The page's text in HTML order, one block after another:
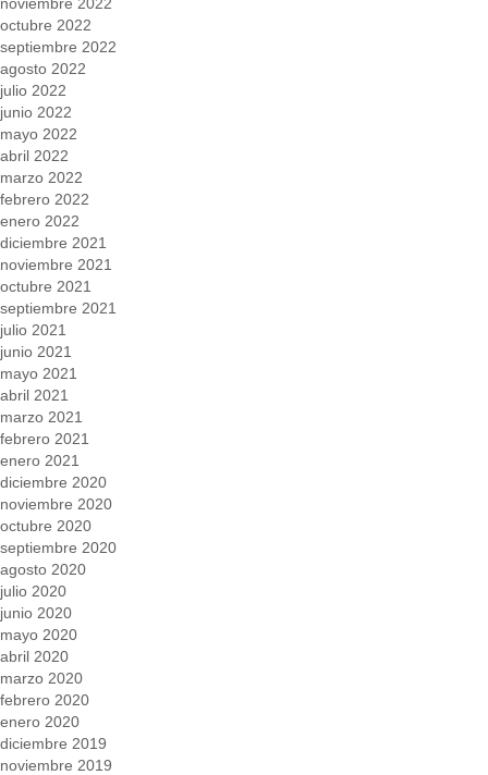
octubre 2022
septiembre 2022
agosto 2022
julio 2022
junio 2022
mayo 2022
abril 2022
marzo 2022
febrero 2022
enero 2022
diciembre 2021
noviembre 2021
octubre 2021
septiembre 2021
julio 2021
junio 2021
mayo 2021
abril 2021
marzo 2021
febrero 2021
enero 2021
diciembre 2020
noviembre 2020
octubre 2020
septiembre 2020
agosto 2020
julio 2020
junio 2020
mayo 2020
abril 2020
marzo 2020
febrero 2020
enero 2020
diciembre 2019
noviembre 2019